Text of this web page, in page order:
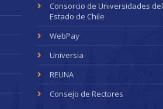
Consorcio de Universidades del
Estado de Chile
WebPay
Universia
REUNA
Consejo de Rectores